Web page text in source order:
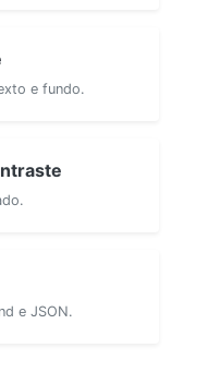
e fundo.
e JSON.